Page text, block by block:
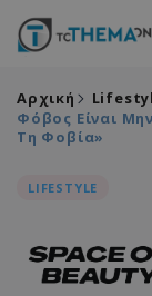
Αρχική
Φόβος Είναι
Τη Φοβία»
LIFESTYLE